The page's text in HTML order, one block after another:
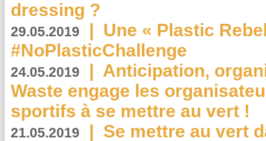
dressing ?
29.05.2019 | Une « Plastic
#NoPlasticChallenge
24.05.2019 | Anticipation,
Waste engage les
sportifs à se mettre au vert !
21.05.2019 | Se mettre au vert